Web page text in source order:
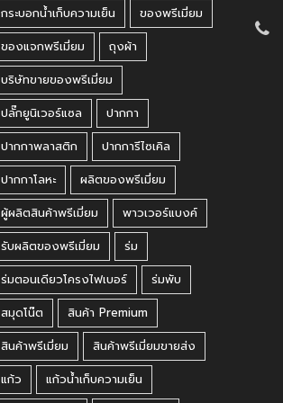
กระบอกน้ำเก็บความเย็น
ของพรีเมี่ยม
ของแจกพรีเมี่ยม
ถุงผ้า
บริษัทขายของพรีเมี่ยม
ปลั๊กยูนิเวอร์แซล
ปากกา
ปากกาพลาสติก
ปากการีไซเคิล
ปากกาโลหะ
ผลิตของพรีเมี่ยม
ผู้ผลิตสินค้าพรีเมี่ยม
พาวเวอร์แบงค์
รับผลิตของพรีเมี่ยม
ร่ม
ร่มตอนเดียวโครงไฟเบอร์
ร่มพับ
สมุดโน๊ต
สินค้า Premium
สินค้าพรีเมี่ยม
สินค้าพรีเมี่ยมขายส่ง
แก้ว
แก้วน้ำเก็บความเย็น